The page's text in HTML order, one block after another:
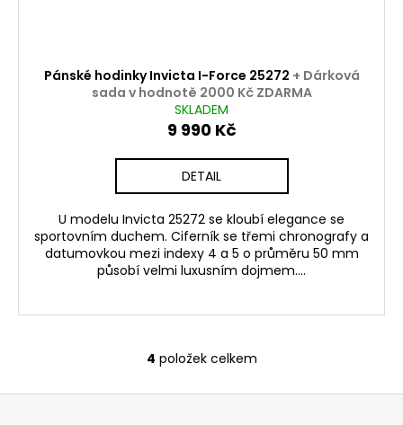
Pánské hodinky Invicta I-Force 25272 + Dárková
sada v hodnotě 2000 Kč ZDARMA
SKLADEM
9 990 Kč
DETAIL
U modelu Invicta 25272 se kloubí elegance se
sportovním duchem. Ciferník se třemi chronografy a
datumovkou mezi indexy 4 a 5 o průměru 50 mm
působí velmi luxusním dojmem....
O
v
4 položek celkem
Z